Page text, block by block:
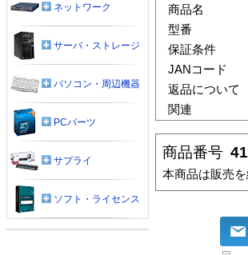
商品名
型番
保証条件
JANコード
返品について
関連
商品番号
本商品は販売
ネットワーク
サーバ・ストレージ
パソコン・周辺機器
PCパーツ
サプライ
ソフト・ライセンス